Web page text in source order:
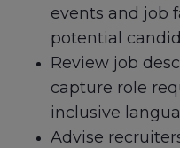
events and job
potential
Review job
capture role
inclusive
Advise